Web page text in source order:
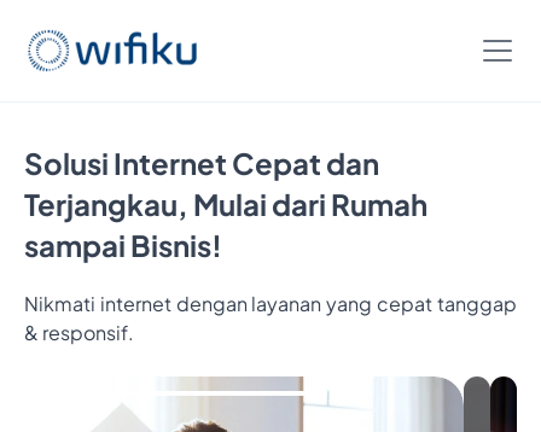
Solusi Internet Cepat dan
Terjangkau, Mulai dari Rumah
sampai Bisnis!
Nikmati internet dengan layanan yang cepat tanggap
& responsif.